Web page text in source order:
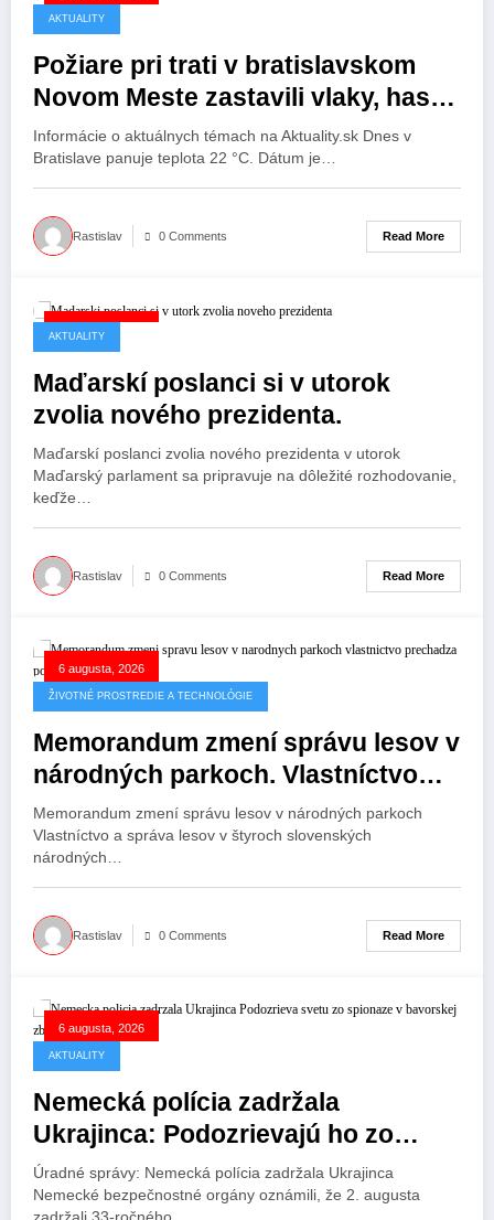
AKTUALITY
Požiare pri trati v bratislavskom
Novom Meste zastavili vlaky, hasiči
nasadili dron s termokamerou.
Informácie o aktuálnych témach na Aktuality.sk Dnes v
Bratislave panuje teplota 22 °C. Dátum je…
Rastislav 0 Comments Read More
6 augusta, 2026
AKTUALITY
Maďarskí poslanci si v utorok
zvolia nového prezidenta.
Maďarskí poslanci zvolia nového prezidenta v utorok
Maďarský parlament sa pripravuje na dôležité rozhodovanie,
keďže…
Rastislav 0 Comments Read More
6 augusta, 2026
ŽIVOTNÉ PROSTREDIE A TECHNOLÓGIE
Memorandum zmení správu lesov v
národných parkoch. Vlastníctvo
prechádza pod parky.
Memorandum zmení správu lesov v národných parkoch
Vlastníctvo a správa lesov v štyroch slovenských
národných…
Rastislav 0 Comments Read More
6 augusta, 2026
AKTUALITY
Nemecká polícia zadržala
Ukrajinca: Podozrievajú ho zo
špionáže v bavorskej zbrojovke.
Úradné správy: Nemecká polícia zadržala Ukrajinca
Nemecké bezpečnostné orgány oznámili, že 2. augusta